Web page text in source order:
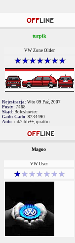
turpik
VW Zone Older
Rejestracja: Wto 09 Paź, 2007
Posty: 7468
Skąd: Bolesławiec
Gadu-Gadu: 8234490
Auto: mk2 tdi++, quattro
Magoo
VW User